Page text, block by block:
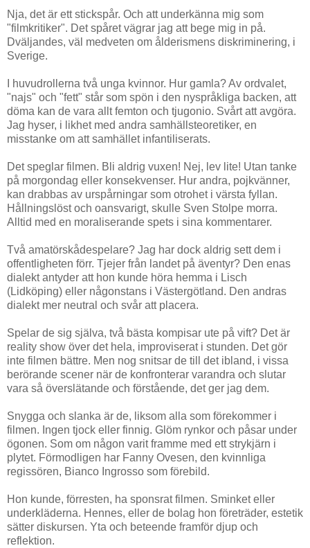
Nja, det är ett stickspår. Och att underkänna mig som
"filmkritiker". Det spåret vägrar jag att bege mig in på.
Dväljandes, väl medveten om ålderismens diskriminering, i
Sverige.
I huvudrollerna två unga kvinnor. Hur gamla? Av ordvalet,
"najs" och "fett" står som spön i den nyspråkliga backen, att
döma kan de vara allt femton och tjugonio. Svårt att avgöra.
Jag hyser, i likhet med andra samhällsteoretiker, en
misstanke om att samhället infantiliserats.
Det speglar filmen. Bli aldrig vuxen! Nej, lev lite! Utan tanke
på morgondag eller konsekvenser. Hur andra, pojkvänner,
kan drabbas av urspårningar som otrohet i värsta fyllan.
Hållningslöst och oansvarigt, skulle Sven Stolpe morra.
Alltid med en moraliserande spets i sina kommentarer.
Två amatörskådespelare? Jag har dock aldrig sett dem i
offentligheten förr. Tjejer från landet på äventyr? Den enas
dialekt antyder att hon kunde höra hemma i Lisch
(Lidköping) eller någonstans i Västergötland. Den andras
dialekt mer neutral och svår att placera.
Spelar de sig själva, två bästa kompisar ute på vift? Det är
reality show över det hela, improviserat i stunden. Det gör
inte filmen bättre. Men nog snitsar de till det ibland, i vissa
berörande scener när de konfronterar varandra och slutar
vara så överslätande och förstående, det ger jag dem.
Snygga och slanka är de, liksom alla som förekommer i
filmen. Ingen tjock eller finnig. Glöm rynkor och påsar under
ögonen. Som om någon varit framme med ett strykjärn i
plytet. Förmodligen har Fanny Ovesen, den kvinnliga
regissören, Bianco Ingrosso som förebild.
Hon kunde, förresten, ha sponsrat filmen. Sminket eller
underkläderna. Hennes, eller de bolag hon företräder, estetik
sätter diskursen. Yta och beteende framför djup och
reflektion.